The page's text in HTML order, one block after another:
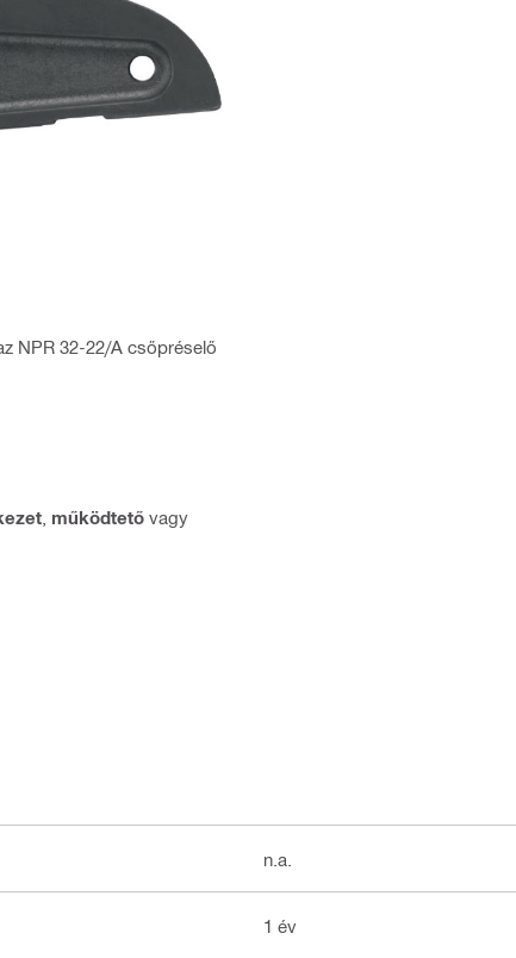
NPR 32-22/A csőpréselő
működtető vagy
n.a.
1 év